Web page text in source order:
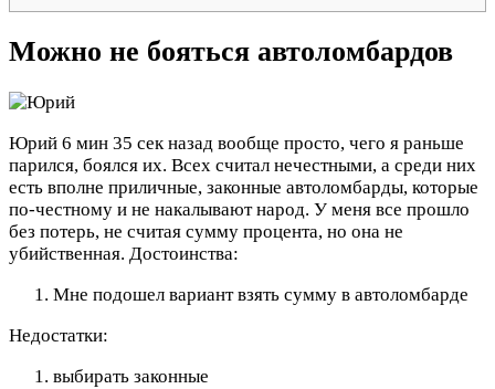
Можно не бояться автоломбардов
Юрий 6 мин 35 сек назад вообще просто, чего я раньше
парился, боялся их. Всех считал нечестными, а среди них
есть вполне приличные, законные автоломбарды, которые
по-честному и не накалывают народ. У меня все прошло
без потерь, не считая сумму процента, но она не
убийственная. Достоинства:
Мне подошел вариант взять сумму в автоломбарде
Недостатки:
выбирать законные